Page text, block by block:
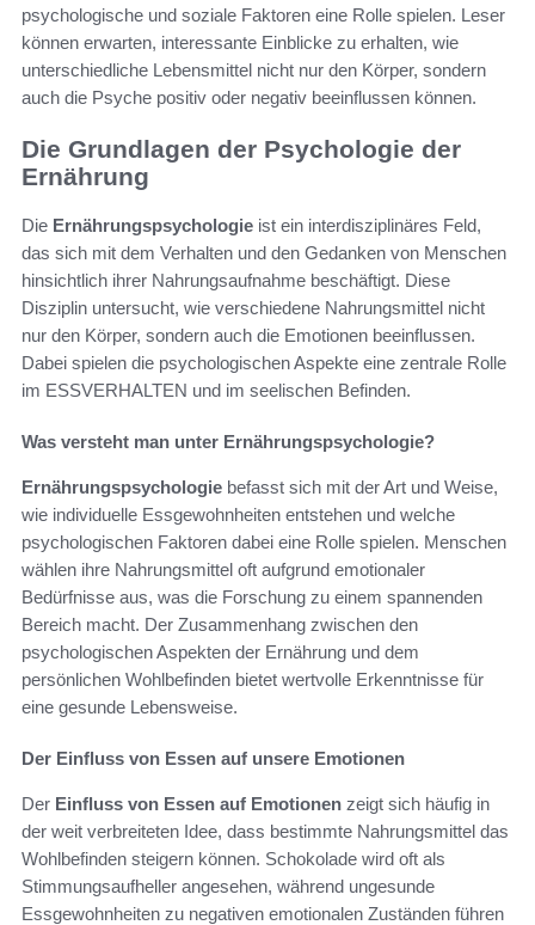
psychologische und soziale Faktoren eine Rolle spielen. Leser
können erwarten, interessante Einblicke zu erhalten, wie
unterschiedliche Lebensmittel nicht nur den Körper, sondern
auch die Psyche positiv oder negativ beeinflussen können.
Die Grundlagen der Psychologie der
Ernährung
Die Ernährungspsychologie ist ein interdisziplinäres Feld,
das sich mit dem Verhalten und den Gedanken von Menschen
hinsichtlich ihrer Nahrungsaufnahme beschäftigt. Diese
Disziplin untersucht, wie verschiedene Nahrungsmittel nicht
nur den Körper, sondern auch die Emotionen beeinflussen.
Dabei spielen die psychologischen Aspekte eine zentrale Rolle
im ESSVERHALTEN und im seelischen Befinden.
Was versteht man unter Ernährungspsychologie?
Ernährungspsychologie befasst sich mit der Art und Weise,
wie individuelle Essgewohnheiten entstehen und welche
psychologischen Faktoren dabei eine Rolle spielen. Menschen
wählen ihre Nahrungsmittel oft aufgrund emotionaler
Bedürfnisse aus, was die Forschung zu einem spannenden
Bereich macht. Der Zusammenhang zwischen den
psychologischen Aspekten der Ernährung und dem
persönlichen Wohlbefinden bietet wertvolle Erkenntnisse für
eine gesunde Lebensweise.
Der Einfluss von Essen auf unsere Emotionen
Der Einfluss von Essen auf Emotionen zeigt sich häufig in
der weit verbreiteten Idee, dass bestimmte Nahrungsmittel das
Wohlbefinden steigern können. Schokolade wird oft als
Stimmungsaufheller angesehen, während ungesunde
Essgewohnheiten zu negativen emotionalen Zuständen führen